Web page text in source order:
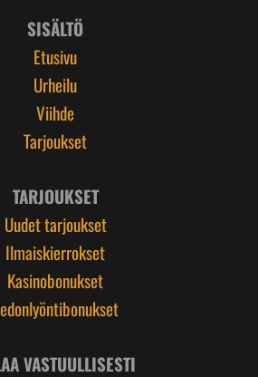
SISÄLTÖ
Etusivu
Urheilu
Viihde
Tarjoukset
TARJOUKSET
Uudet tarjoukset
Ilmaiskierrokset
Kasinobonukset
VASTUULLISESTI